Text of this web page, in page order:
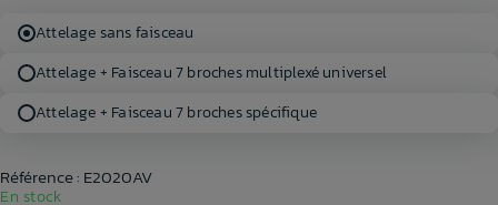
Attelage sans faisceau
Attelage + Faisceau 7 broches multiplexé universel
Attelage + Faisceau 7 broches spécifique
En stock
Référence : E2020AV